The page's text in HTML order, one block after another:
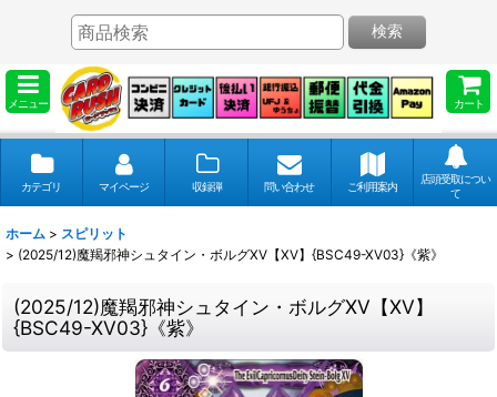
メニュー カート
検索
カテゴリ マイページ 収録弾 問い合わせ ご利用案内
店頭受取につい
て
ホーム > スピリット
> (2025/12)魔羯邪神シュタイン・ボルグXV【XV】{BSC49-XV03}《紫》
(2025/12)魔羯邪神シュタイン・ボルグXV【XV】
{BSC49-XV03}《紫》